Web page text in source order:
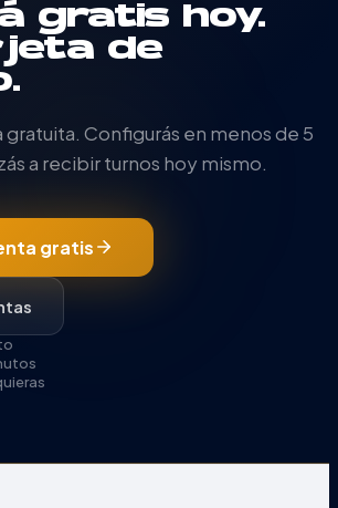
gratis hoy.
de
gratuita. Configurás en menos de 5
a recibir turnos hoy mismo.
gratis